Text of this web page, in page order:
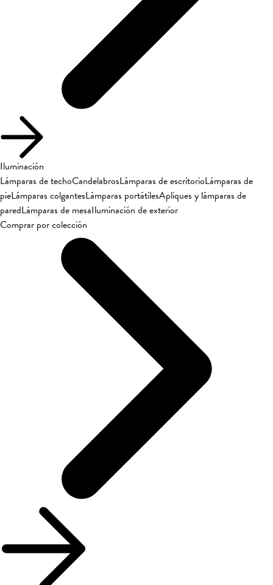
Iluminación
Lámparas de techoCandelabrosLámparas de escritorioLámparas de
pieLámparas colgantesLámparas portátilesApliques y lámparas de
paredLámparas de mesaIluminación de exterior
Comprar por colección